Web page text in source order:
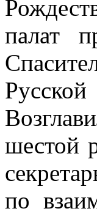
палат
шестой
по